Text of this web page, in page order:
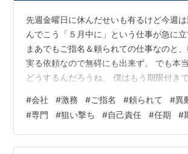
先週金曜日に休んだせいも有るけど今週
んでこう「５月中に」という仕事が急に立
まあでもご指名＆頼られての仕事なのと、
実る依頼なので無碍にも出来ず。 でも本
どうするんだろうね。 僕はもう期限付き
んな方とは一緒に仕事はしたくないし。未
らないし。 ちゃんとした謝罪も無く、人
えといて良く平気でいれるもんだ。 でも
も仕事は僕を狙い撃ちで来るしｗ つい最
#会社 #激務 #ご指名 #頼られて #異
#専門 #狙い撃ち #自己責任 #任期 #